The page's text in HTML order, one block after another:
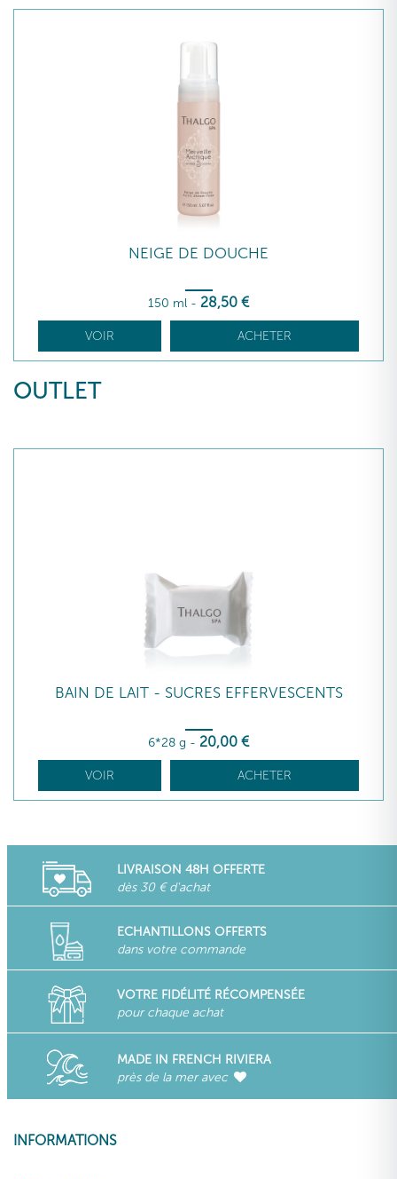
NEIGE DE DOUCHE
150 ml - 28,50 €
VOIR ACHETER
OUTLET
BAIN DE LAIT - SUCRES EFFERVESCENTS
6*28 g - 20,00 €
VOIR ACHETER
LIVRAISON 48H OFFERTE
dès 30 € d'achat
ECHANTILLONS OFFERTS
dans votre commande
VOTRE FIDÉLITÉ RÉCOMPENSÉE
pour chaque achat
MADE IN FRENCH RIVIERA
près de la mer avec
INFORMATIONS